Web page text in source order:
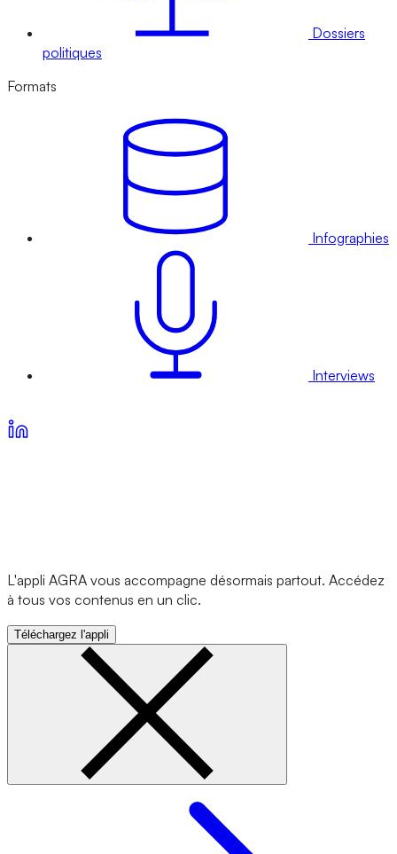
Dossiers
politiques
Formats
Infographies
Interviews
L'appli AGRA vous accompagne désormais partout. Accédez
à tous vos contenus en un clic.
Téléchargez l'appli